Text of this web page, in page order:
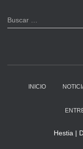
B
u
Buscar …
INICIO
Hestia |